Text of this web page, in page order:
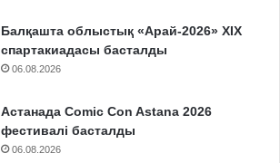
Балқашта облыстық «Арай-2026» XIX
спартакиадасы басталды
06.08.2026
Астанада Comic Con Astana 2026
фестивалі басталды
06.08.2026